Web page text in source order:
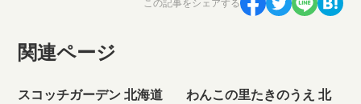
この記事をシェアする
関連ページ
スコッチガーデン 北海道
わんこの里たきのうえ 北